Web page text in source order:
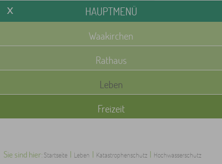
HAUPTMENÜ
Waakirchen
Rathaus
Leben
Freizeit
Sie sind hier: Startseite | Leben | Katastrophenschutz | Hochwasserschutz